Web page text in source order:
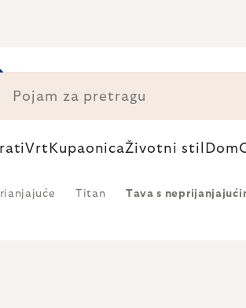
Vrt KupaonicaŽivotni stil Dom
Titan Tava s